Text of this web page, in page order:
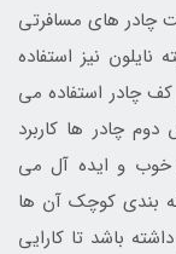
چادر های مسافرتی
نیز استفاده
چادر استفاده می
چادر ها کاربرد
خوب و ایده آل می
بندی کوچک آن ها
باشد تا کارایی